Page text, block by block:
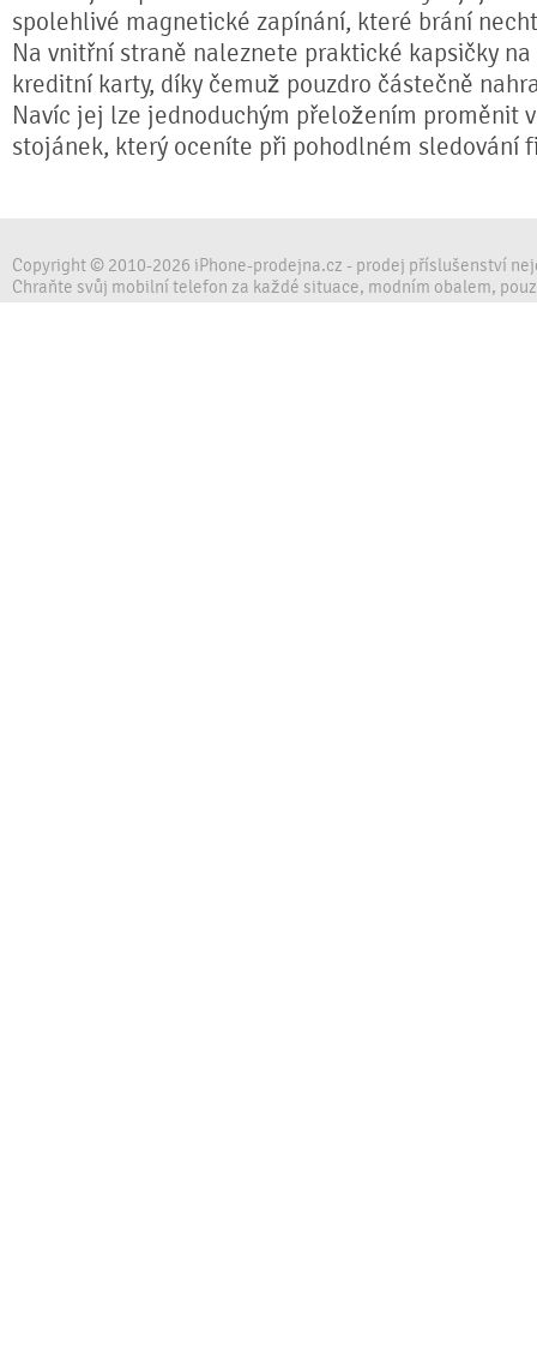
spolehlivé magnetické zapínání, které brání
Na vnitřní straně naleznete praktické kapsičky na
kreditní karty, díky čemuž pouzdro částečně
Navíc jej lze jednoduchým přeložením proměnit
stojánek, který oceníte při pohodlném sledování
Copyright © 2010-2026 iPhone-prodejna.cz - prodej příslušenství
Chraňte svůj mobilní telefon za každé situace, modním obalem,